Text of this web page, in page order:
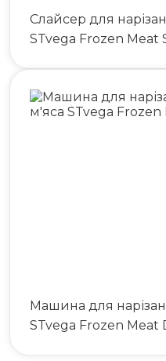
Слайсер для
STvega Frozen Meat
Машина для
STvega Frozen Meat